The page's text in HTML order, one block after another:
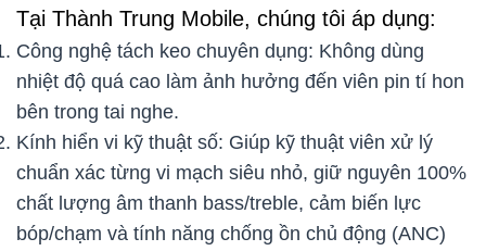
Tại Thành Trung Mobile, chúng tôi áp dụng:
Công nghệ tách keo chuyên dụng: Không dùng
nhiệt độ quá cao làm ảnh hưởng đến viên pin tí hon
bên trong tai nghe.
Kính hiển vi kỹ thuật số: Giúp kỹ thuật viên xử lý
chuẩn xác từng vi mạch siêu nhỏ, giữ nguyên 100%
chất lượng âm thanh bass/treble, cảm biến lực
bóp/chạm và tính năng chống ồn chủ động (ANC)